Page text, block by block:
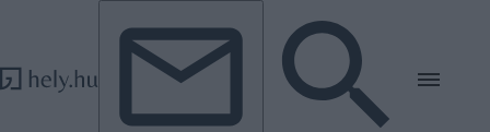
Tovább a tartalomhoz
Tovább a lábléchez